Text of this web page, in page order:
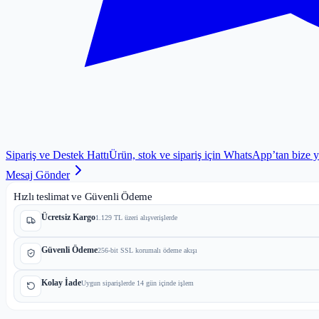
Sipariş ve Destek HattıÜrün, stok ve sipariş için WhatsApp’tan bize
Mesaj Gönder
Hızlı teslimat ve Güvenli Ödeme
Ücretsiz Kargo1.129 TL üzeri alışverişlerde
Güvenli Ödeme256-bit SSL korumalı ödeme akışı
Kolay İadeUygun siparişlerde 14 gün içinde işlem